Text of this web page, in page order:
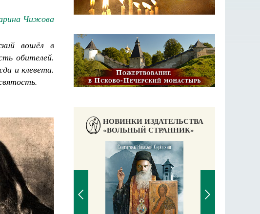
Чижова
вошёл в
обителей.
и клевета.
НОВИНКИ ИЗДАТЕЛЬСТВА
«ВОЛЬНЫЙ СТРАННИК»